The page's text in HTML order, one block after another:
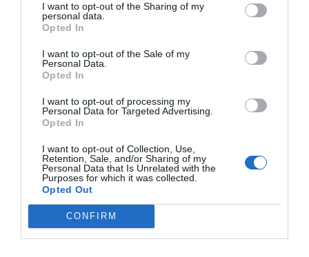
I want to opt-out of the Sharing of my
personal data.
Opted In
I want to opt-out of the Sale of my
Personal Data.
Opted In
I want to opt-out of processing my
Personal Data for Targeted Advertising.
Opted In
I want to opt-out of Collection, Use,
Retention, Sale, and/or Sharing of my
Personal Data that Is Unrelated with the
Purposes for which it was collected.
Opted Out
CONFIRM
ver que el éxito no es el esperado, se puede
perfectamente trasladar todo el sistema y el
hardware a otra localización sin perder la
inversión”, apuntan los impulsores de la iniciativa.
Poderes tecnológicos de
primer orden en el MWC